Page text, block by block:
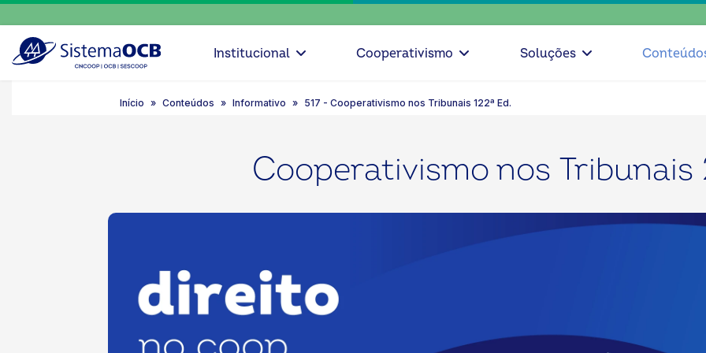
Institucional Cooperativismo Soluções
Início Conteúdos Informativo 517 - Cooperativismo nos Tribunais 122ª Ed.
Cooperativismo nos Tribunais